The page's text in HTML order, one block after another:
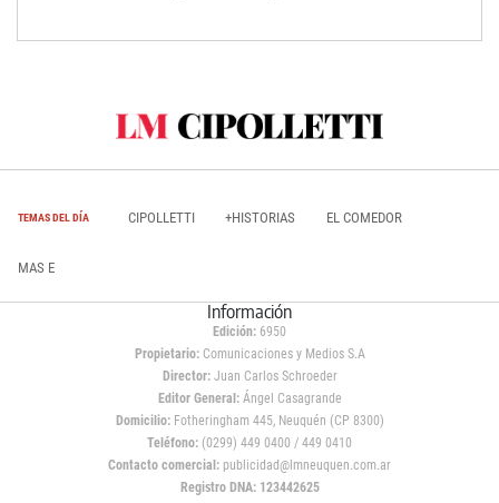
TEMAS DEL DÍA CIPOLLETTI +HISTORIAS EL COMEDOR
MAS E
Información
Edición: 6950
Propietario:Comunicaciones y Medios S.A
Director: Juan Carlos Schroeder
Editor General:Ángel Casagrande
Domicilio:Fotheringham 445, Neuquén (CP 8300)
Teléfono: (0299) 449 0400 / 449 0410
Contacto comercial: publicidad@lmneuquen.com.ar
Registro DNA: 123442625